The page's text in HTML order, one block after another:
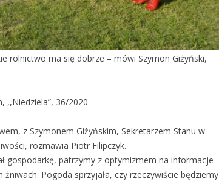
rolnictwo ma się dobrze – mówi Szymon Giżyński,
,,Niedziela”, 36/2020
z Szymonem Giżyńskim, Sekretarzem Stanu w
rozmawia Piotr Filipczyk.
gospodarkę, patrzymy z optymizmem na informacje
Pogoda sprzyjała, czy rzeczywiście będziemy